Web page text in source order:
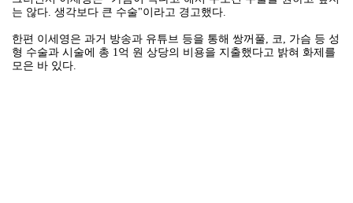
는 않다. 생각보다 큰 수술"이라고 경고했다.
한편 이세영은 과거 방송과 유튜브 등을 통해 쌍꺼풀, 코, 가슴 등 성
형 수술과 시술에 총 1억 원 상당의 비용을 지출했다고 밝혀 화제를
모은 바 있다.